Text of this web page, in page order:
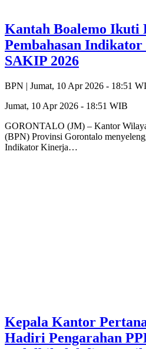
Kantah Boalemo Ikuti
Pembahasan
SAKIP 2026
BPN | Jumat, 10 Apr 2026 - 18:51
Jumat, 10 Apr 2026 - 18:51 WIB
GORONTALO (JM) – Kantor
(BPN) Provinsi Gorontalo
Indikator Kinerja…
Kepala Kantor
Hadiri Pengarahan